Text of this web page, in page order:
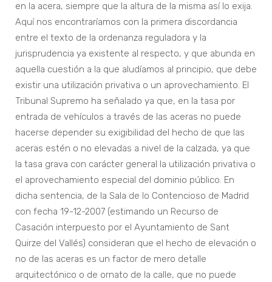
en la acera, siempre que la altura de la misma así lo exija.
Aquí nos encontraríamos con la primera discordancia
entre el texto de la ordenanza reguladora y la
jurisprudencia ya existente al respecto, y que abunda en
aquella cuestión a la que aludíamos al principio, que debe
existir una utilización privativa o un aprovechamiento. El
Tribunal Supremo ha señalado ya que, en la tasa por
entrada de vehículos a través de las aceras no puede
hacerse depender su exigibilidad del hecho de que las
aceras estén o no elevadas a nivel de la calzada, ya que
la tasa grava con carácter general la utilización privativa o
el aprovechamiento especial del dominio público. En
dicha sentencia, de la Sala de lo Contencioso de Madrid
con fecha 19-12-2007 (estimando un Recurso de
Casación interpuesto por el Ayuntamiento de Sant
Quirze del Vallés) consideran que el hecho de elevación o
no de las aceras es un factor de mero detalle
arquitectónico o de ornato de la calle, que no puede